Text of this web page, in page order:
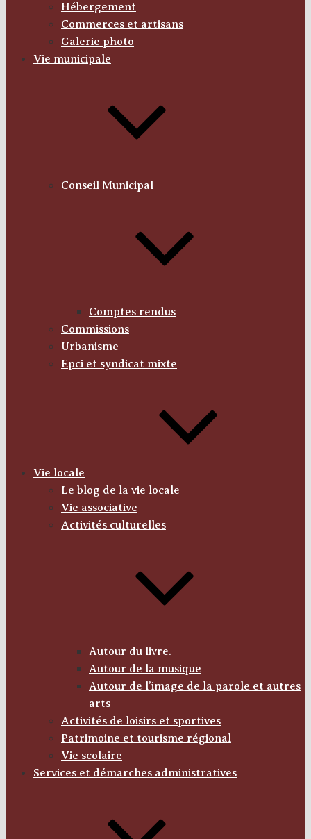
Hébergement
Commerces et artisans
Galerie photo
Vie municipale
Conseil Municipal
Comptes rendus
Commissions
Urbanisme
Epci et syndicat mixte
Vie locale
Le blog de la vie locale
Vie associative
Activités culturelles
Autour du livre.
Autour de la musique
Autour de l’image de la parole et autres
arts
Activités de loisirs et sportives
Patrimoine et tourisme régional
Vie scolaire
Services et démarches administratives